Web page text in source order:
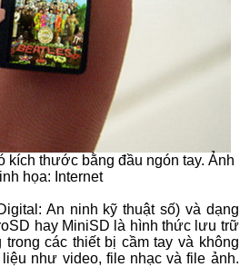
kích thước bằng đầu ngón tay. Ảnh
họa: Internet
An ninh kỹ thuật số) và dạng
hay MiniSD là hình thức lưu trữ
các thiết bị cầm tay và không
như video, file nhạc và file ảnh.